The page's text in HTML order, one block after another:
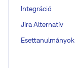
Integráció
Jira Alternatív
Esettanulmányok